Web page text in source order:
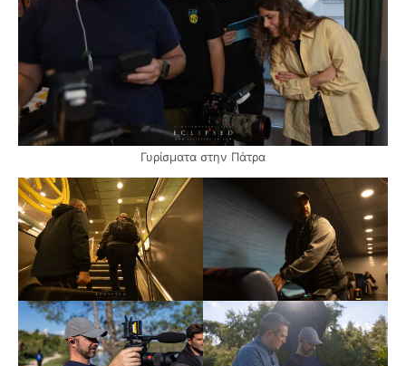
Γυρίσματα στην Πάτρα